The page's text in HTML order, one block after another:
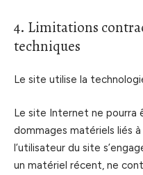
4. Limitations
techniques
Le site utilise la
Le site Internet ne pourra
dommages matériels liés à
l’utilisateur du site
un matériel récent, ne